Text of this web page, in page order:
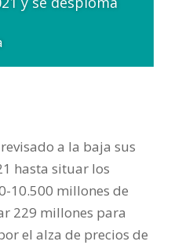
a la baja sus
hasta situar los
10.500 millones de
229 millones para
el alza de precios de